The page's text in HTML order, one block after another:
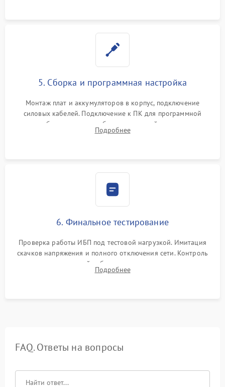
5. Сборка и программная настройка
Монтаж плат и аккумуляторов в корпус, подключение
силовых кабелей. Подключение к ПК для программной
калибровки констант батареи, настройки порогов
срабатывания AVR и сброса счетчиков старения АКБ.
Подробнее
6. Финальное тестирование
Проверка работы ИБП под тестовой нагрузкой. Имитация
скачков напряжения и полного отключения сети. Контроль
времени автономной работы, температурного режима и
корректности формы выходного сигнала.
Подробнее
FAQ. Ответы на вопросы